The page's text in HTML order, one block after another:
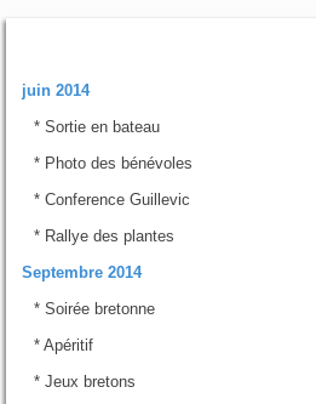
juin 2014
* Sortie en bateau
* Photo des bénévoles
* Conference Guillevic
* Rallye des plantes
Septembre 2014
* Soirée bretonne
* Apéritif
* Jeux bretons